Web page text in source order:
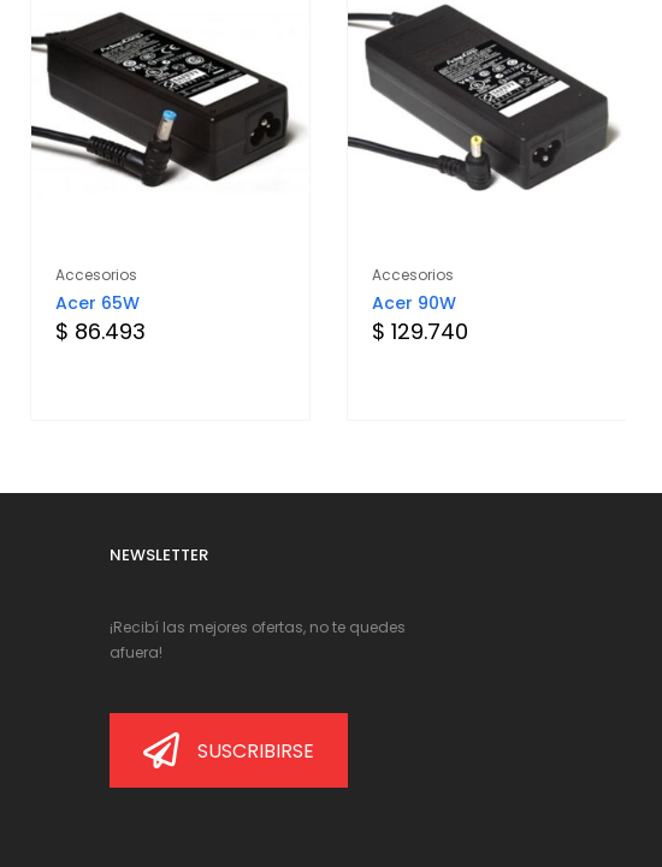
Accesorios
Acer 65W
$ 86.493
Accesorios
Acer 90W
$ 129.740
NEWSLETTER
¡Recibí las mejores ofertas, no te quedes
afuera!
SUSCRIBIRSE